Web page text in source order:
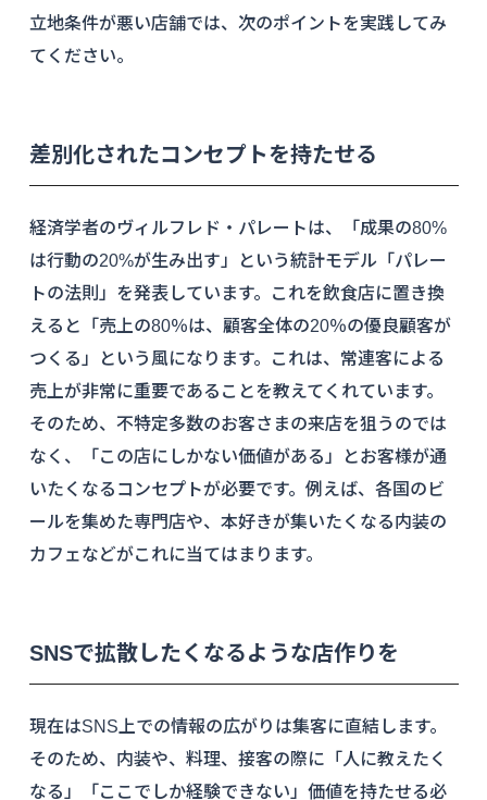
立地条件が悪い店舗では、次のポイントを実践してみ
てください。
差別化されたコンセプトを持たせる
経済学者のヴィルフレド・パレートは、「成果の80%
は行動の20%が生み出す」という統計モデル「パレー
トの法則」を発表しています。これを飲食店に置き換
えると「売上の80％は、顧客全体の20％の優良顧客が
つくる」という風になります。これは、常連客による
売上が非常に重要であることを教えてくれています。
そのため、不特定多数のお客さまの来店を狙うのでは
なく、「この店にしかない価値がある」とお客様が通
いたくなるコンセプトが必要です。例えば、各国のビ
ールを集めた専門店や、本好きが集いたくなる内装の
カフェなどがこれに当てはまります。
SNSで拡散したくなるような店作りを
現在はSNS上での情報の広がりは集客に直結します。
そのため、内装や、料理、接客の際に「人に教えたく
なる」「ここでしか経験できない」価値を持たせる必